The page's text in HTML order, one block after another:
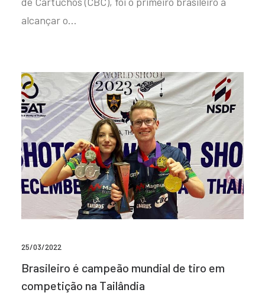
alcançar o…
25/03/2022
Brasileiro é campeão mundial de tiro em
competição na Tailândia